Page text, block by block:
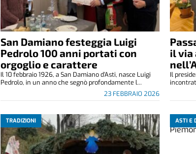
San Damiano festeggia Luigi
Pedrolo 100 anni portati con
orgoglio e carattere
23 FEBBRAIO 2026
Il 10 febbraio 1926, a San Damiano d’Asti, nasce Luigi
Pedrolo, in un anno che segnò profondamente l...
il via
Il
TRADIZIONI ASTI E